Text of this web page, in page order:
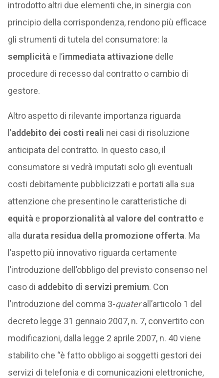
introdotto altri due elementi che, in sinergia con
principio della corrispondenza, rendono più efficace
gli strumenti di tutela del consumatore: la
semplicità e l’immediata attivazionedelle
procedure di recesso dal contratto o cambio di
gestore.
Altro aspetto di rilevante importanza riguarda
l’addebito dei costi reali nei casi di risoluzione
anticipata del contratto. In questo caso, il
consumatore si vedrà imputati solo gli eventuali
costi debitamente pubblicizzati e portati alla sua
attenzione che presentino le caratteristiche di
equità e proporzionalità al valore del contratto e
alla durata residua della promozione offerta. Ma
l’aspetto più innovativo riguarda certamente
l’introduzione dell’obbligo del previsto consenso nel
caso di addebito di servizi premium. Con
l’introduzione del comma 3-quaterall’articolo 1 del
decreto legge 31 gennaio 2007, n. 7, convertito con
modificazioni, dalla legge 2 aprile 2007, n. 40 viene
stabilito che “è fatto obbligo ai soggetti gestori dei
servizi di telefonia e di comunicazioni elettroniche,